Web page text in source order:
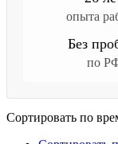
опыта
Без
по
Сортировать по